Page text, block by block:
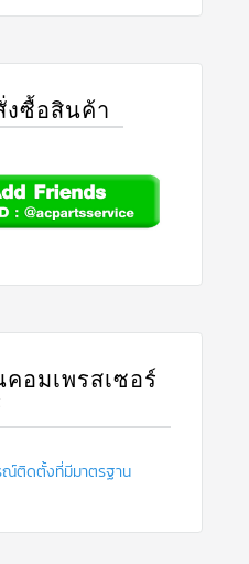
งซื้อสินค้า
อมเพรสเซอร์
ณ์ติดตั้งที่มีมาตรฐาน